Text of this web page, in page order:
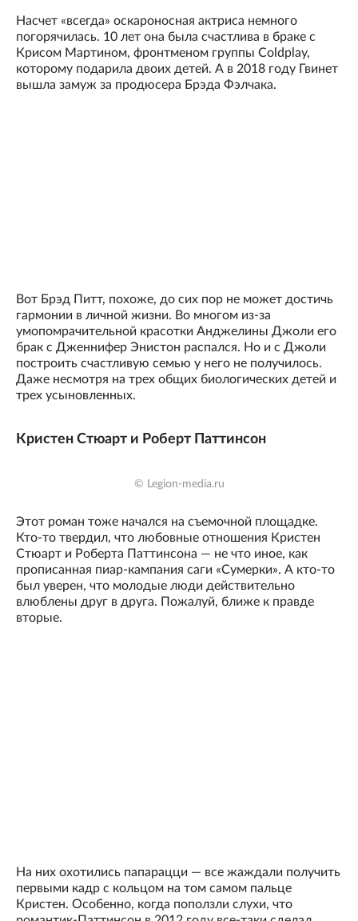
Насчет «всегда» оскароносная актриса немного
погорячилась. 10 лет она была счастлива в браке с
Крисом Мартином, фронтменом группы Coldplay,
которому подарила двоих детей. А в 2018 году Гвинет
вышла замуж за продюсера Брэда Фэлчака.
Вот Брэд Питт, похоже, до сих пор не может достичь
гармонии в личной жизни. Во многом из-за
умопомрачительной красотки Анджелины Джоли его
брак с Дженнифер Энистон распался. Но и с Джоли
построить счастливую семью у него не получилось.
Даже несмотря на трех общих биологических детей и
трех усыновленных.
Кристен Стюарт и Роберт Паттинсон
© Legion-media.ru
Этот роман тоже начался на съемочной площадке.
Кто-то твердил, что любовные отношения Кристен
Стюарт и Роберта Паттинсона — не что иное, как
прописанная пиар-кампания саги «Сумерки». А кто-то
был уверен, что молодые люди действительно
влюблены друг в друга. Пожалуй, ближе к правде
вторые.
На них охотились папарацци — все жаждали получить
первыми кадр с кольцом на том самом пальце
Кристен. Особенно, когда поползли слухи, что